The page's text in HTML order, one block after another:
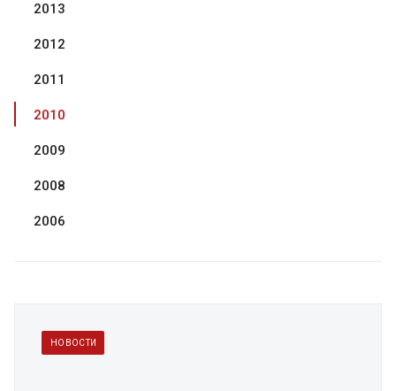
2013
2012
2011
2010
2009
2008
2006
НОВОСТИ